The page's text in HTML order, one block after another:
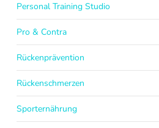
Personal Training Studio
Pro & Contra
Rückenprävention
Rückenschmerzen
Sporternährung